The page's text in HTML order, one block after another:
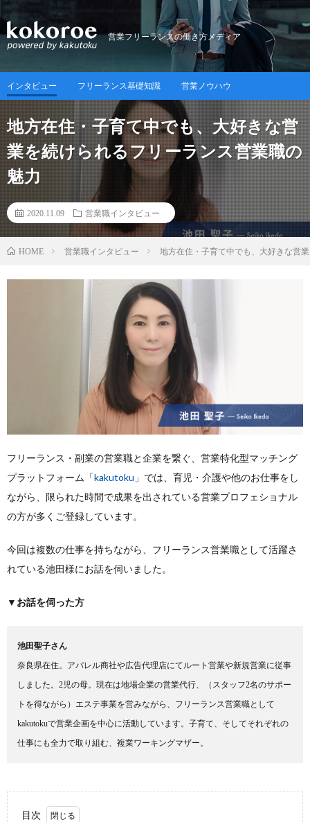
営業フリーランスの働き方メディア
インタビュー フリーランス基礎知識 営業ノウハウ
地方在住・子育て中でも、大好きな営
業を続けられるフリーランス営業職の
魅力
2020.11.09 営業職インタビュー
HOME 営業職インタビュー 地方在住・子育て中でも、大好きな営
フリーランス・副業の営業職と企業を繋ぐ、営業特化型マッチング
プラットフォーム「kakutoku 」では、育児・介護や他のお仕事をし
ながら、限られた時間で成果を出されている営業プロフェショナル
の方が多くご登録しています。
今回は複数の仕事を持ちながら、フリーランス営業職として活躍さ
れている池田様にお話を伺いました。
▼お話を伺った方
池田聖子さん
奈良県在住。アパレル商社や広告代理店にてルート営業や新規営業に従事
しました。2児の母。現在は地場企業の営業代行、（スタッフ2名のサポー
トを得ながら）エステ事業を営みながら、フリーランス営業職として
kakutokuで営業企画を中心に活動しています。子育て、そしてそれぞれの
仕事にも全力で取り組む、複業ワーキングマザー。
目次